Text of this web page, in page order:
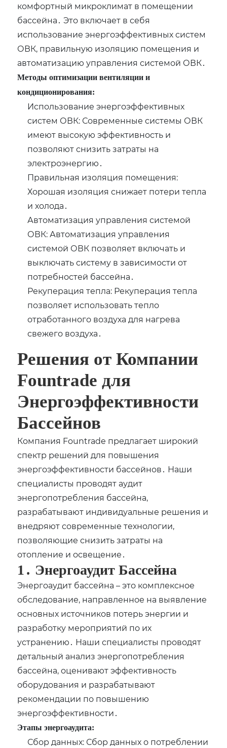
комфортный микроклимат в помещении
бассейна․ Это включает в себя
использование энергоэффективных систем
ОВК‚ правильную изоляцию помещения и
автоматизацию управления системой ОВК․
Методы оптимизации вентиляции и
кондиционирования:
Использование энергоэффективных
систем ОВК: Современные системы ОВК
имеют высокую эффективность и
позволяют снизить затраты на
электроэнергию․
Правильная изоляция помещения:
Хорошая изоляция снижает потери тепла
и холода․
Автоматизация управления системой
ОВК: Автоматизация управления
системой ОВК позволяет включать и
выключать систему в зависимости от
потребностей бассейна․
Рекуперация тепла: Рекуперация тепла
позволяет использовать тепло
отработанного воздуха для нагрева
свежего воздуха․
Решения от Компании
Fountrade для
Энергоэффективности
Бассейнов
Компания Fountrade предлагает широкий
спектр решений для повышения
энергоэффективности бассейнов․ Наши
специалисты проводят аудит
энергопотребления бассейна‚
разрабатывают индивидуальные решения и
внедряют современные технологии‚
позволяющие снизить затраты на
отопление и освещение․
1․ Энергоаудит Бассейна
Энергоаудит бассейна – это комплексное
обследование‚ направленное на выявление
основных источников потерь энергии и
разработку мероприятий по их
устранению․ Наши специалисты проводят
детальный анализ энергопотребления
бассейна‚ оценивают эффективность
оборудования и разрабатывают
рекомендации по повышению
энергоэффективности․
Этапы энергоаудита:
Сбор данных: Сбор данных о потреблении